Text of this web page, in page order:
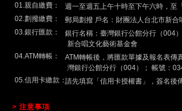
01.親自繳費：
週一至週五上午十時至下午六時，至
02.劃撥繳費：
郵局劃撥 戶名：財團法人台北市新
03.銀行匯款：
銀行名稱：臺灣銀行公館分行（004
新合唱文化藝術基金會
04.ATM轉帳：
ATM轉帳後，將匯款單據及報名表傳
灣銀行公館分行（004）； 帳號：
05.信用卡繳款：請先填寫「信用卡授權書」，簽名後
> 注意事項